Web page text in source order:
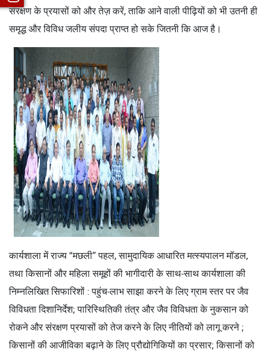
संरक्षण के प्रयासों को और तेज़ करें, ताकि आने वाली पीढ़ियों को भी उतनी ही
समृद्ध और विविध जलीय संपदा प्राप्त हो सके जितनी कि आज है।
कार्यशाला में राज्य “मछली” पहल, सामुदायिक आधारित मत्स्यपालन मॉडल,
तथा किसानों और महिला समूहों की भागीदारी के साथ-साथ कार्यशाला की
निम्नलिखित सिफारिशों : पहुंच-लाभ साझा करने के लिए ग्राम स्तर पर जैव
विविधता दिशानिर्देश; पारिस्थितिकी तंत्र और जैव विविधता के नुकसान को
रोकने और संरक्षण प्रयासों को तेज करने के लिए नीतियों को लागू करने ;
किसानों की आजीविका बढ़ाने के लिए प्रौद्योगिकियों का प्रसार; किसानों को